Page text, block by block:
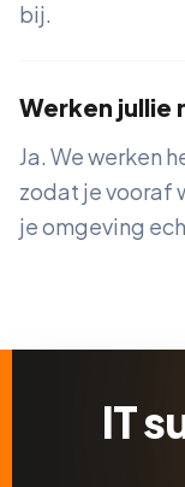
bij.
Werken jullie
Ja. We werken
zodat je vooraf
je omgeving
IT